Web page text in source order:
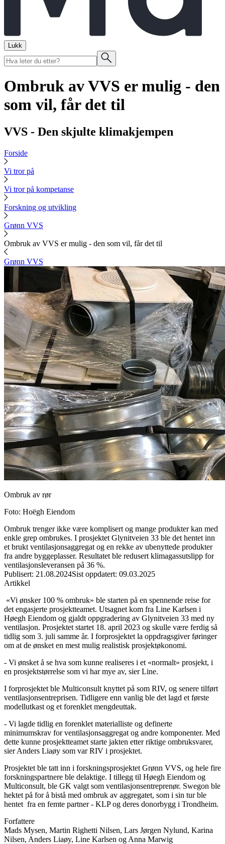
Lukk
Ombruk av VVS er mulig - den
som vil, får det til
VVS - Den skjulte klimakjempen
Forside
Vi tror på
Vi tror på kompetanse
Forskning og utvikling
Grønn VVS
Ombruk av VVS er mulig - den som vil, får det til
Grønn VVS
Ombruk av rør
Foto: Hoëgh Eiendom
Ombruk trenger ikke være komplisert og mange produkter kan med
enkle grep ombrukes. I prosjektet Glynitveien 33 ble det hentet inn
et brukt ventilasjonsaggregat og en rekke av ubenyttede produkter
fra andre byggeplasser. Resultatet ble redusert klimagassutslipp for
ventilasjonsleveransen på 36 %.
Publisert: 21.08.2024Sist oppdatert: 09.03.2025
Artikkel
«Vi ønsker 100 % ombruk» ble starten på en spennende reise for
det engasjerte prosjektteamet. Utsagnet kom fra Line Karlsen i
Høegh Eiendom og gjaldt oppgradering av Glynitveien 33 med ny
ventilasjon. Prosjektet startet 18. april 2023 og skulle være ferdig så
tidlig som 3. juli samme år. I forprosjektet la oppdragsgiverføringer
om at de ønsket en mest mulig realistisk prosjektøkonomi.
- Vi ønsket å se hva som kunne realiseres i et «normalt» prosjekt, i
en prosjektstørrelse som vi har mye av, sier Line.
I forprosjektet ble Multiconsult knyttet på som RIV, og senere tilført
ventilasjonsentreprisen. Tidligere enn vanlig ble det lagd et første
modellutkast og et forenklet mengdeuttak.
- Vi lagde tidlig en forenklet materialliste og definerte
minimumskrav forventilasjonsaggregat og andre komponenter. Med
dette kunne prosjektteamet starte jakten etter riktige ombruksvarer,
sier Anders Liaøy som var RIV i prosjektet.
Prosjektet ble tatt inn i forskningsprosjektet Grønn VVS, og hele fire
forskningspartnere ble delaktige. I tillegg til Høegh Eiendom og
Multiconsult, ble GK valgt som ventilasjonsentreprenør. Swegon ble
hektet på for å bistå med ombruk av aggregatet, som i sin tur ble
hentet fra en femte partner - KLPog deres donorbygg i Trondheim.
Forfattere
Mads Mysen, Martin Righetti Nilsen, Lars Jørgen Nylund, Karina
Nilsen, Anders Liaøy, Line Karlsen og Anna Marwig